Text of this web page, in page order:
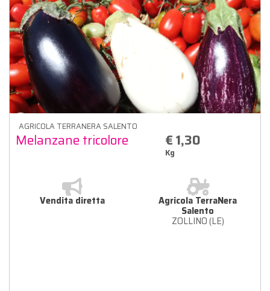
AGRICOLA TERRANERA SALENTO
Melanzane tricolore € 1,30
Kg
Vendita diretta Agricola TerraNera
Salento
ZOLLINO (LE)